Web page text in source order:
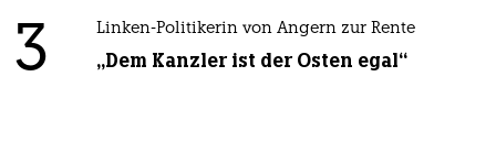
3 Linken-Politikerin von Angern zur Rente
„Dem Kanzler ist der Osten egal“